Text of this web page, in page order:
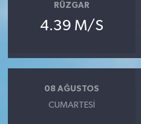
RÜZGAR
4.39 M/S
08 AĞUSTOS
CUMARTESI